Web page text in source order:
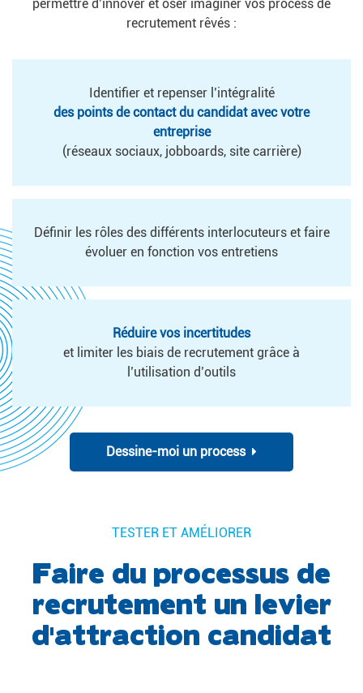
permettre d’innover et oser imaginer vos process de
recrutement rêvés :
Identifier et repenser l’intégralité
des points de contact du candidat avec votre
entreprise
(réseaux sociaux, jobboards, site carrière)
Définir les rôles des différents interlocuteurs et faire
évoluer en fonction vos entretiens
Réduire vos incertitudes
et limiter les biais de recrutement grâce à
l’utilisation d’outils
Dessine-moi un process
TESTER ET AMÉLIORER
Faire du processus de
recrutement un levier
d'attraction candidat